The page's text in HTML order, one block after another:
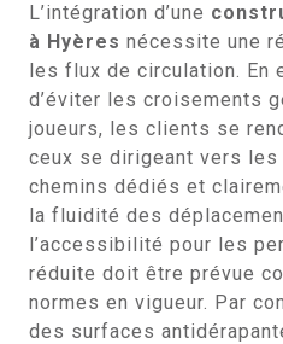
L’intégration d’une
à Hyères nécessite une
les flux de circulation.
d’éviter les croisements
joueurs, les clients se
ceux se dirigeant vers les
chemins dédiés et
la fluidité des
l’accessibilité pour les
réduite doit être prévue
normes en vigueur. Par
des surfaces